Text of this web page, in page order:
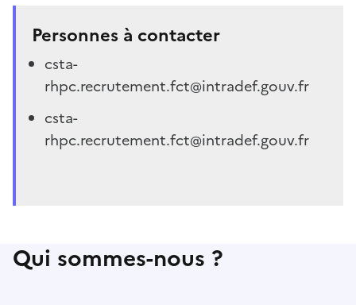
Personnes à contacter
csta-
rhpc.recrutement.fct@intradef.gouv.fr
csta-
rhpc.recrutement.fct@intradef.gouv.fr
Qui sommes-nous ?